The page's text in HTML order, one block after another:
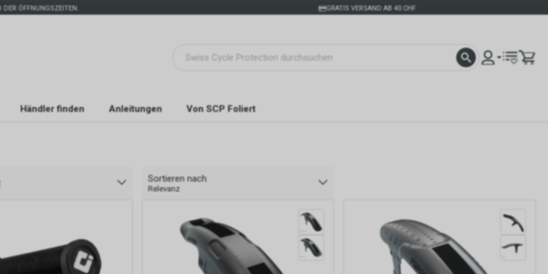
DER ÖFFNUNGSZEITEN. GRATIS VERSAND AB 40 CHF
Händler finden Anleitungen Von SCP Foliert
Sortieren nach
Relevanz